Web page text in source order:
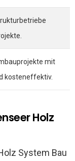
mit
kosteneffektiv.
Holz
System Bau